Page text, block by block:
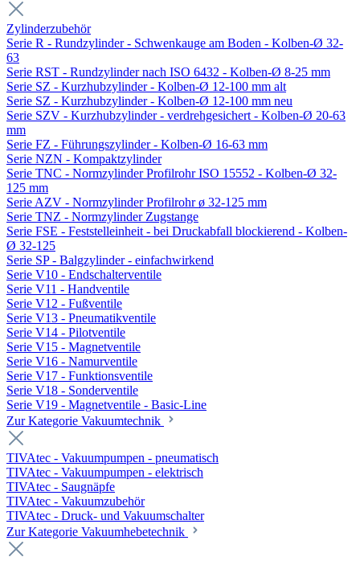
Zylinderzubehör
Serie R - Rundzylinder - Schwenkauge am Boden - Kolben-Ø 32-
63
Serie RST - Rundzylinder nach ISO 6432 - Kolben-Ø 8-25 mm
Serie SZ - Kurzhubzylinder - Kolben-Ø 12-100 mm alt
Serie SZ - Kurzhubzylinder - Kolben-Ø 12-100 mm neu
Serie SZV - Kurzhubzylinder - verdrehgesichert - Kolben-Ø 20-63
mm
Serie FZ - Führungszylinder - Kolben-Ø 16-63 mm
Serie NZN - Kompaktzylinder
Serie TNC - Normzylinder Profilrohr ISO 15552 - Kolben-Ø 32-
125 mm
Serie AZV - Normzylinder Profilrohr ø 32-125 mm
Serie TNZ - Normzylinder Zugstange
Serie FSE - Feststelleinheit - bei Druckabfall blockierend - Kolben-
Ø 32-125
Serie SP - Balgzylinder - einfachwirkend
Serie V10 - Endschalterventile
Serie V11 - Handventile
Serie V12 - Fußventile
Serie V13 - Pneumatikventile
Serie V14 - Pilotventile
Serie V15 - Magnetventile
Serie V16 - Namurventile
Serie V17 - Funktionsventile
Serie V18 - Sonderventile
Serie V19 - Magnetventile - Basic-Line
Zur Kategorie Vakuumtechnik
TIVAtec - Vakuumpumpen - pneumatisch
TIVAtec - Vakuumpumpen - elektrisch
TIVAtec - Saugnäpfe
TIVAtec - Vakuumzubehör
TIVAtec - Druck- und Vakuumschalter
Zur Kategorie Vakuumhebetechnik